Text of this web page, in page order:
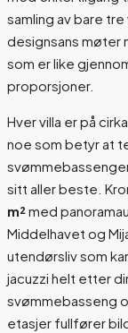
samling av bare
designsans møter
som er like
proporsjoner.
Hver villa er på
noe som betyr at
sitt aller beste.
m²med
Middelhavet og
utendørsliv som
jacuzzi helt etter
svømmebasseng
etasjer fullfører